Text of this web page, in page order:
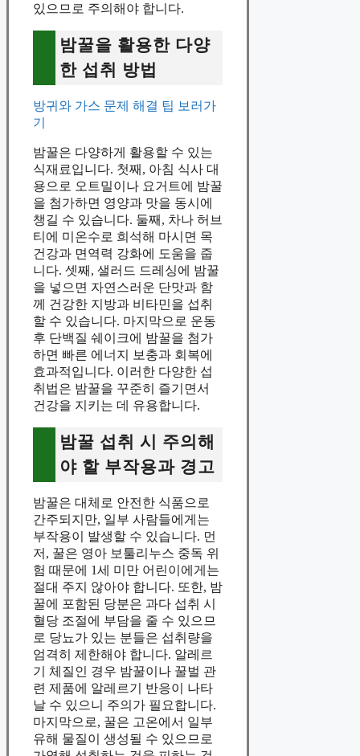
있으므로 주의해야 합니다.
밤꿀을 활용한 다양
한 섭취 방법
방귀와 가스 문제 해결 팁 보러가
기
밤꿀은 다양하게 활용할 수 있는
식재료입니다. 첫째, 아침 식사 대
용으로 오트밀이나 요거트에 밤꿀
을 첨가하면 영양과 맛을 동시에
챙길 수 있습니다. 둘째, 차나 허브
티에 미온수로 희석해 마시면 목
건강과 면역력 강화에 도움을 줍
니다. 셋째, 샐러드 드레싱에 밤꿀
을 넣으면 자연스러운 단맛과 함
께 건강한 지방과 비타민을 섭취
할 수 있습니다. 마지막으로 운동
후 단백질 쉐이크에 밤꿀을 첨가
하면 빠른 에너지 보충과 회복에
효과적입니다. 이러한 다양한 섭
취법은 밤꿀을 꾸준히 즐기면서
건강을 지키는 데 유용합니다.
밤꿀 섭취 시 주의해
야 할 부작용과 경고
밤꿀은 대체로 안전한 식품으로
간주되지만, 일부 사람들에게는
부작용이 발생할 수 있습니다. 먼
저, 꿀은 영아 보툴리누스 중독 위
험 때문에 1세 미만 어린이에게는
절대 주지 않아야 합니다. 또한, 밤
꿀에 포함된 당분은 과다 섭취 시
혈당 조절에 부담을 줄 수 있으므
로 당뇨가 있는 분들은 섭취량을
엄격히 제한해야 합니다. 알레르
기 체질인 경우 밤꿀이나 꿀벌 관
련 제품에 알레르기 반응이 나타
날 수 있으니 주의가 필요합니다.
마지막으로, 꿀은 고온에서 일부
유해 물질이 생성될 수 있으므로